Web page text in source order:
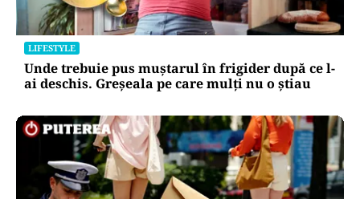
LIFESTYLE
Unde trebuie pus muștarul în frigider după ce l-
ai deschis. Greșeala pe care mulți nu o știau